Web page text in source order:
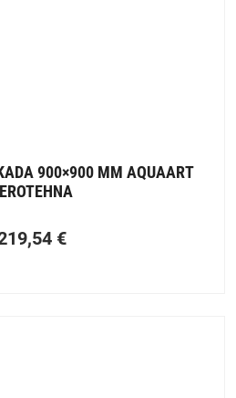
900×900 MM AQUAART
€